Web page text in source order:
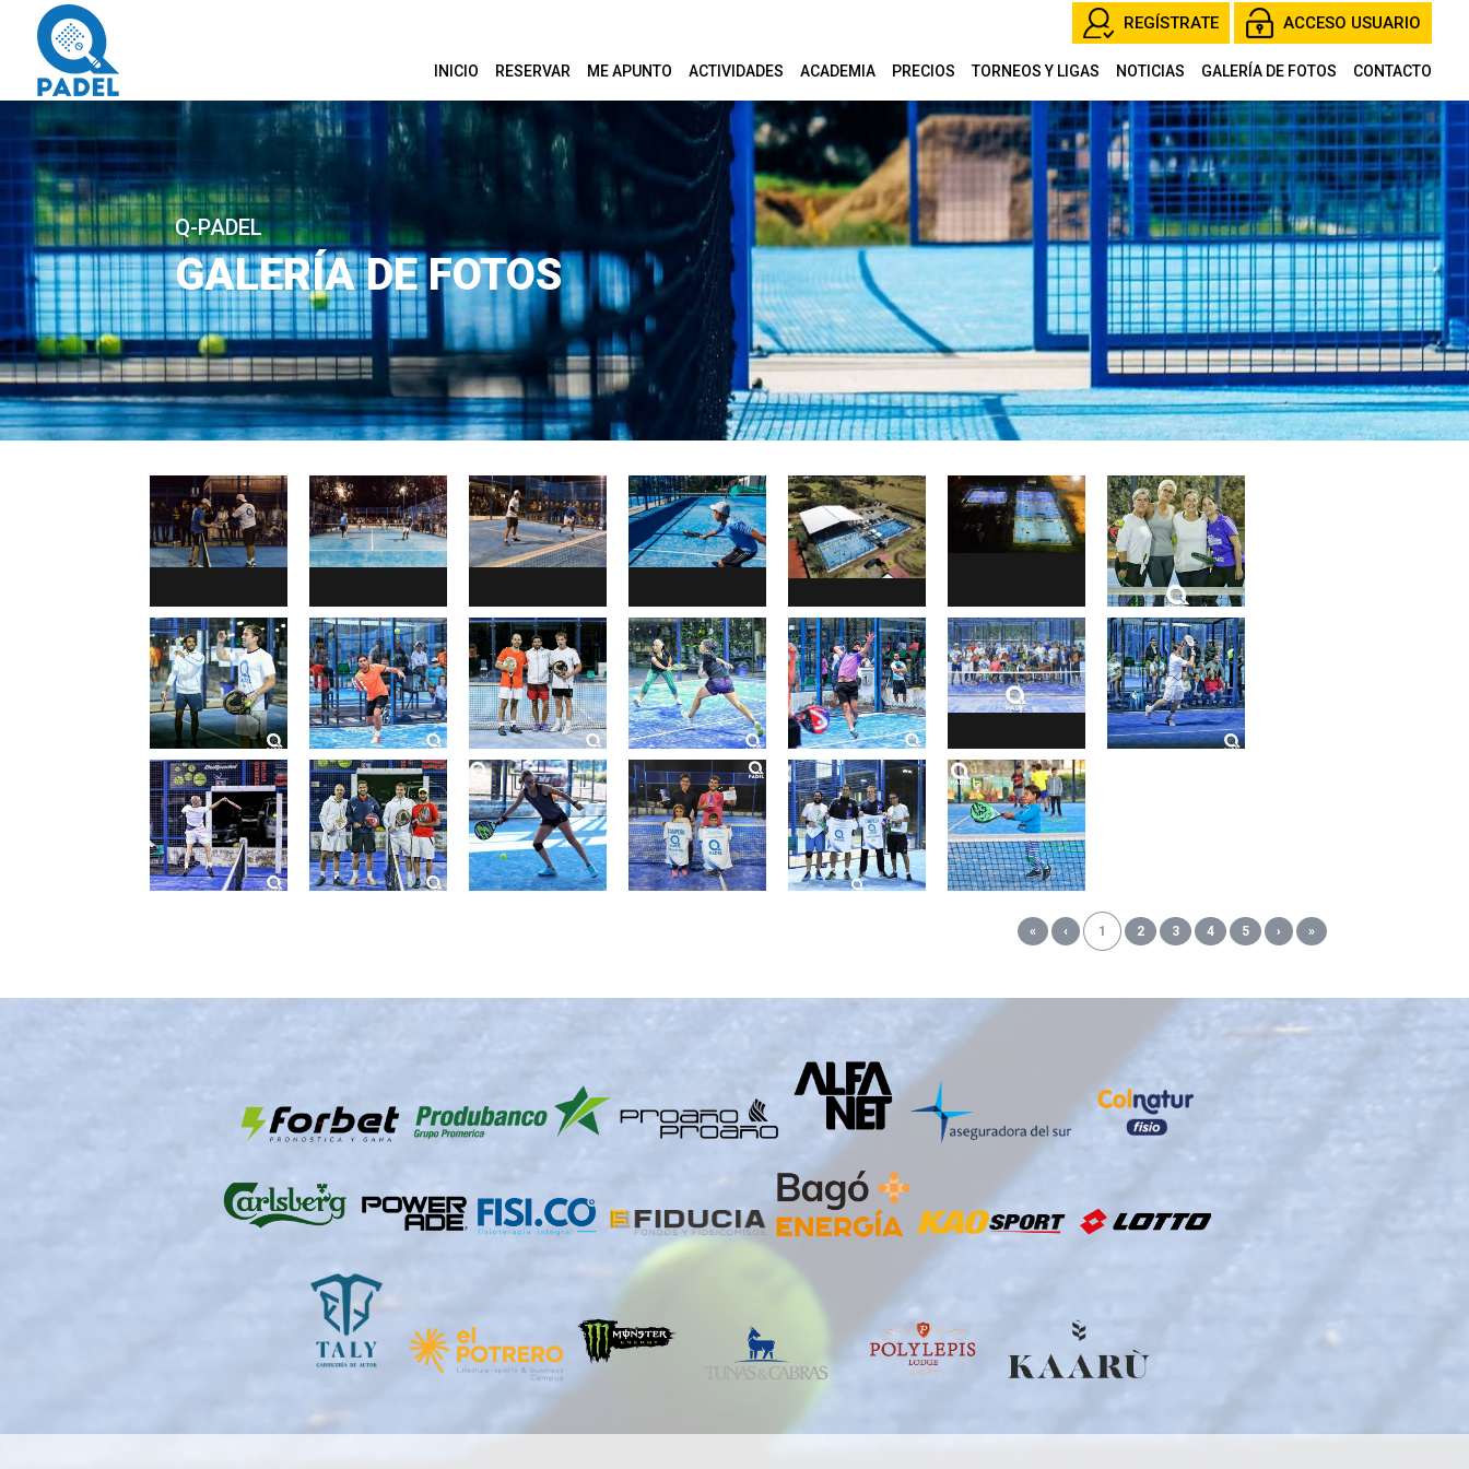
REGÍSTRATE ACCESO USUARIO
INICIO RESERVAR ME APUNTO ACTIVIDADES ACADEMIA PRECIOS TORNEOS Y LIGAS NOTICIAS GALERÍA DE FOTOS CONTACTO
Q-PADEL
GALERÍA DE FOTOS
« ‹ 1 2 3 4 5 › »